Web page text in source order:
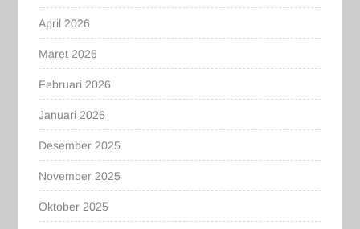
April 2026
Maret 2026
Februari 2026
Januari 2026
Desember 2025
November 2025
Oktober 2025